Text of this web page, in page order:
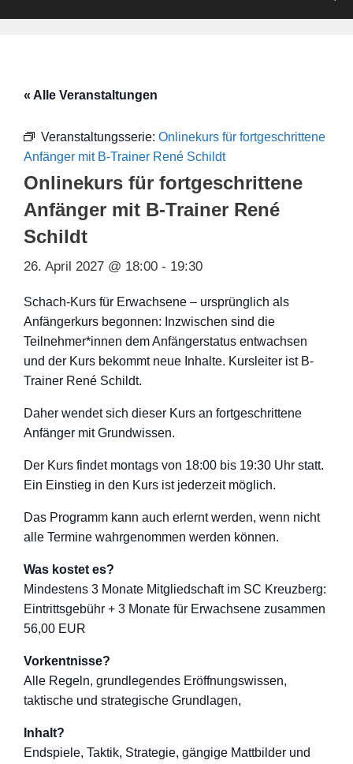
« Alle Veranstaltungen
Veranstaltungsserie: Onlinekurs für fortgeschrittene
Anfänger mit B-Trainer René Schildt
Onlinekurs für fortgeschrittene
Anfänger mit B-Trainer René
Schildt
26. April 2027 @ 18:00 - 19:30
Schach-Kurs für Erwachsene – ursprünglich als
Anfängerkurs begonnen: Inzwischen sind die
Teilnehmer*innen dem Anfängerstatus entwachsen
und der Kurs bekommt neue Inhalte. Kursleiter ist B-
Trainer René Schildt.
Daher wendet sich dieser Kurs an fortgeschrittene
Anfänger mit Grundwissen.
Der Kurs findet montags von 18:00 bis 19:30 Uhr statt.
Ein Einstieg in den Kurs ist jederzeit möglich.
Das Programm kann auch erlernt werden, wenn nicht
alle Termine wahrgenommen werden können.
Was kostet es?
Mindestens 3 Monate Mitgliedschaft im SC Kreuzberg:
Eintrittsgebühr + 3 Monate für Erwachsene zusammen
56,00 EUR
Vorkentnisse?
Alle Regeln, grundlegendes Eröffnungswissen,
taktische und strategische Grundlagen,
Inhalt?
Endspiele, Taktik, Strategie, gängige Mattbilder und